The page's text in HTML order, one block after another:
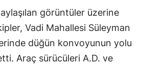
görüntüler üzerine
Vadi Mahallesi Süleyman
düğün konvoyunun yolu
Araç sürücüleri A.D. ve